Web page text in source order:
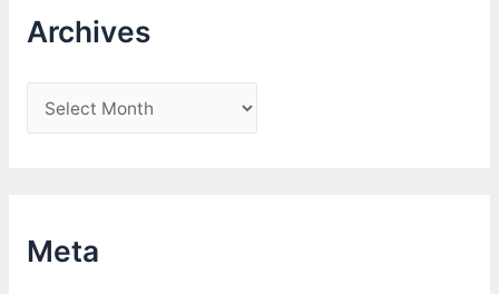
Archives
r
iMeta